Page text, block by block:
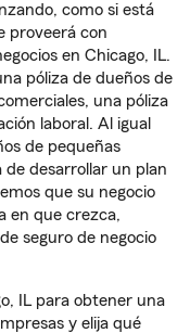
como si está
proveerá con
en Chicago, IL.
póliza de dueños de
una póliza
laboral. Al igual
de pequeñas
desarrollar un plan
que su negocio
en que crezca,
seguro de negocio
IL para obtener una
y elija qué